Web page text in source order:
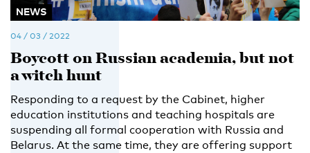
NEWS
04 / 03 / 2022
Boycott on Russian academia, but not
a witch hunt
Responding to a request by the Cabinet, higher
education institutions and teaching hospitals are
suspending all formal cooperation with Russia and
Belarus. At the same time, they are offering support